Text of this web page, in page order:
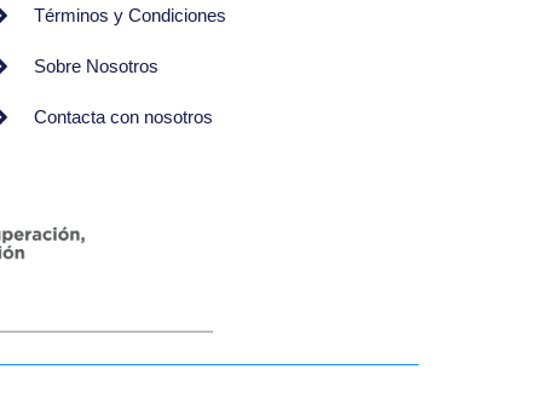
Términos y Condiciones
Sobre Nosotros
Contacta con nosotros